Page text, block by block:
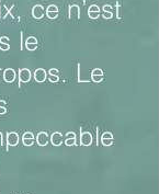
ce n’est
le
Le